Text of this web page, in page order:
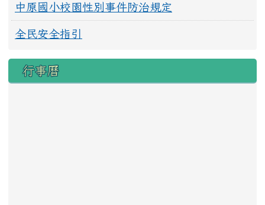
中原國小校園性別事件防治規定
全民安全指引
行事曆